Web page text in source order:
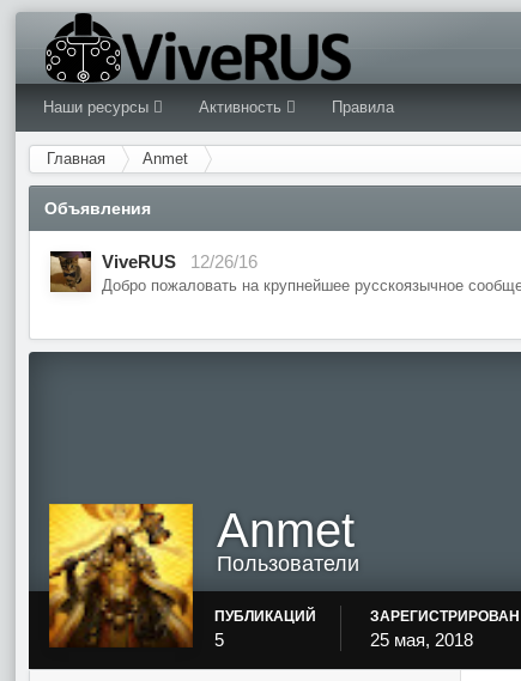
Наши ресурсы Активность Правила
Главная Anmet
Объявления
ViveRUS 12/26/16
Добро пожаловать на крупнейшее русскоязычное
Anmet
Пользователи
ПУБЛИКАЦИЙ
5
ЗАРЕГИСТРИРОВАН
25 мая, 2018